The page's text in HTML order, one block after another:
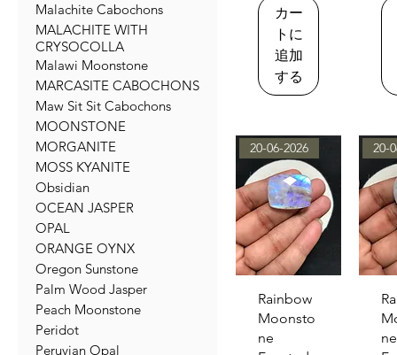
Malachite Cabochons
MALACHITE WITH
CRYSOCOLLA
Malawi Moonstone
MARCASITE CABOCHONS
Maw Sit Sit Cabochons
MOONSTONE
MORGANITE
MOSS KYANITE
Obsidian
OCEAN JASPER
OPAL
ORANGE OYNX
Oregon Sunstone
Palm Wood Jasper
Peach Moonstone
Peridot
Peruvian Opal
カー
トに
追加
する
クイックビュー
20-06-2026
Rainbow
Moonsto
ne
ク
20-
ne